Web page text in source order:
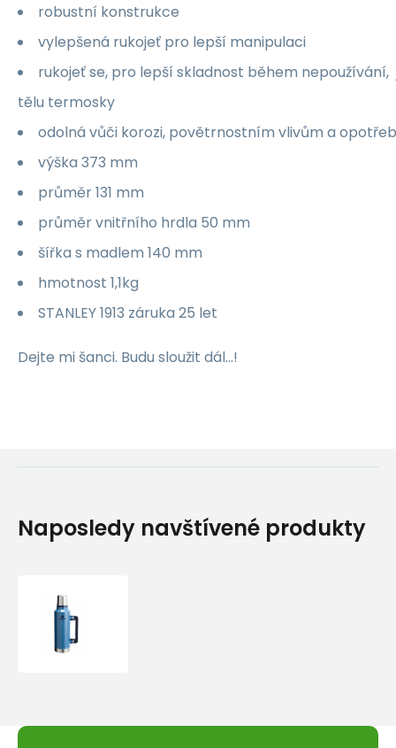
robustní konstrukce
vylepšená rukojeť pro lepší manipulaci
rukojeť se, pro lepší skladnost během
tělu termosky
odolná vůči korozi, povětrnostním vlivům a
výška 373 mm
průměr 131 mm
průměr vnitřního hrdla 50 mm
šířka s madlem 140 mm
hmotnost 1,1kg
STANLEY 1913 záruka 25 let
Dejte mi šanci. Budu sloužit dál...!
Naposledy navštívené produkty
l/2.0QT